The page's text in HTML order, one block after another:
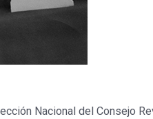
Nacional del Consejo